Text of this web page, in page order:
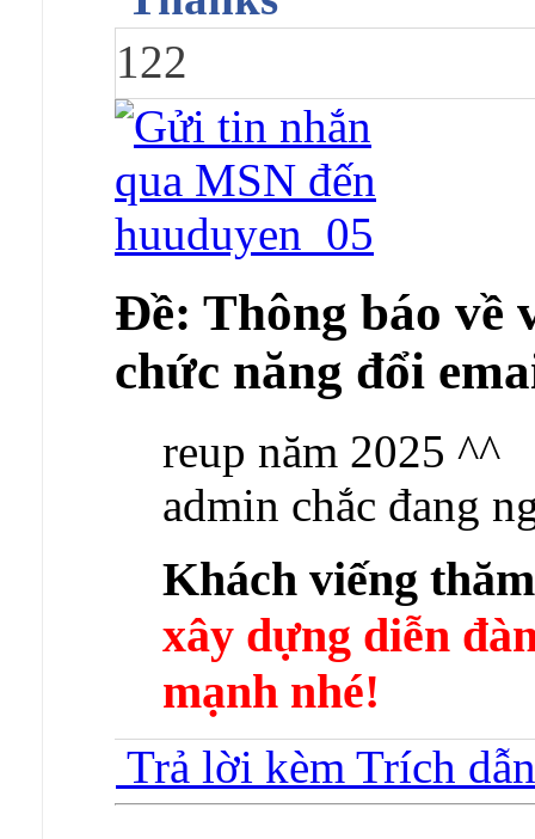
122
Ðề: Thông báo về
chức năng đổi
reup năm 2025 ^^
admin chắc đang
Khách viếng
xây dựng diễn
mạnh nhé!
Trả lời kèm Trích dẫn